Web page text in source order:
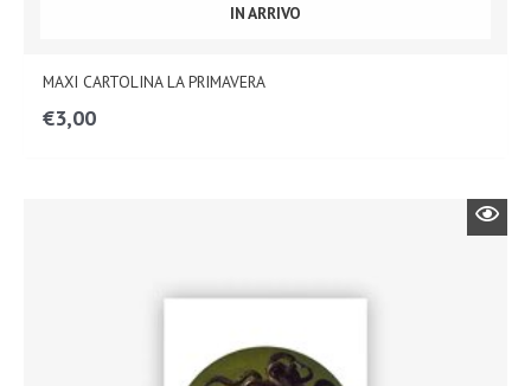
IN ARRIVO
MAXI CARTOLINA LA PRIMAVERA
€3,00